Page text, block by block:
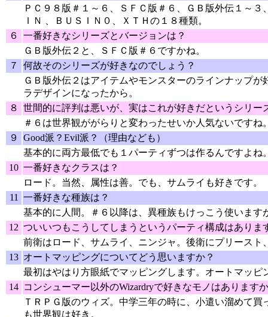
ＰＣ９８版＃１～６、ＳＦＣ版＃６、ＧＢ版外伝１～
ＩＮ 、ＢＵＳＩＮ０、ＸＴＨの１８種類。
６
一番好きなシリーズとバージョンは？
ＧＢ版外伝２と、ＳＦＣ版＃６ですかね。
７
何故そのシリーズが好きなのでしょう？
ＧＢ版外伝２はアイテムやモンスターのラインナップ
ラデザインになったから。
８
世間的に評判は悪いが、実はこれが好きだというシリー
＃６は世界観ががらりと変わったせいか人気ないです
９
Good派？Evil派？（理由なども）
基本的に両方最低でも１パーティずつは作るんですよ
10 一番好きなクラスは？
ロード。当然、属性は善。でも、サムライも好きです。
11
一番好きな種族は？
基本的に人間。＃６以降は、異種族もけっこう使いま
12 ついいつもこうしてしまうというパーティ構成はありま
前衛はロード、サムライ、ニンジャ。後衛にプリース
13 オートマッピングについてどう思いますか？
最初はやはり方眼紙でマッピングします。オートマッピ
14 コンシューマー以外のWizardryで好きなモノはあります
ＴＲＰＧ版のウィズ。中学三年の時に、小遣い溜めて
も世界観は好き。